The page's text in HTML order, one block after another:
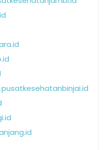
pusatkesehatanbinjai.id